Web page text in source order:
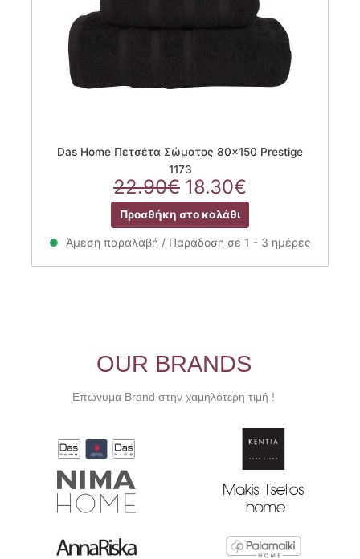
Das Home Πετσέτα Σώματος 80×150 Prestige
1173
22.90€ Original
price
was:
22.90€.
18.30€
τρέχουσα
τιμή
είναι:
18.30€.
Προσθήκη στο καλάθι
Άμεση παραλαβή / Παράδοση σε 1 - 3 ημέρες
OUR BRANDS
Επώνυμα Brand στην χαμηλότερη τιμή !